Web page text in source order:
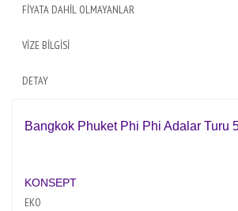
FİYATA DAHİL OLMAYANLAR
VİZE BİLGİSİ
DETAY
Bangkok Phuket Phi Phi Adalar Turu
KONSEPT
EKO